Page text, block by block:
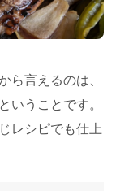
ら言えるのは、
ということです。
レシピでも仕上